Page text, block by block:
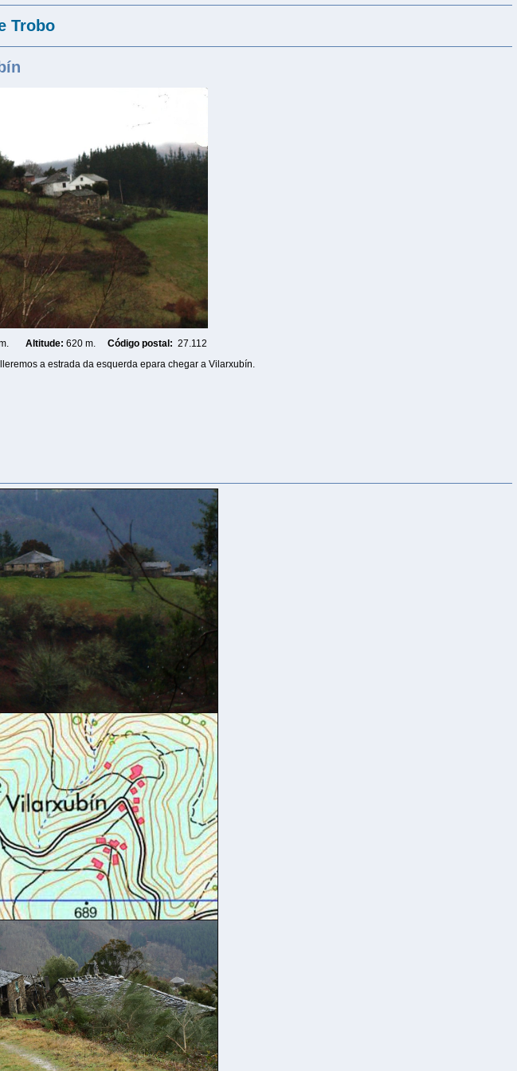
Trobo
ín
Altitude: 620 m. Código postal: 27.112
a estrada da esquerda epara chegar a Vilarxubín.